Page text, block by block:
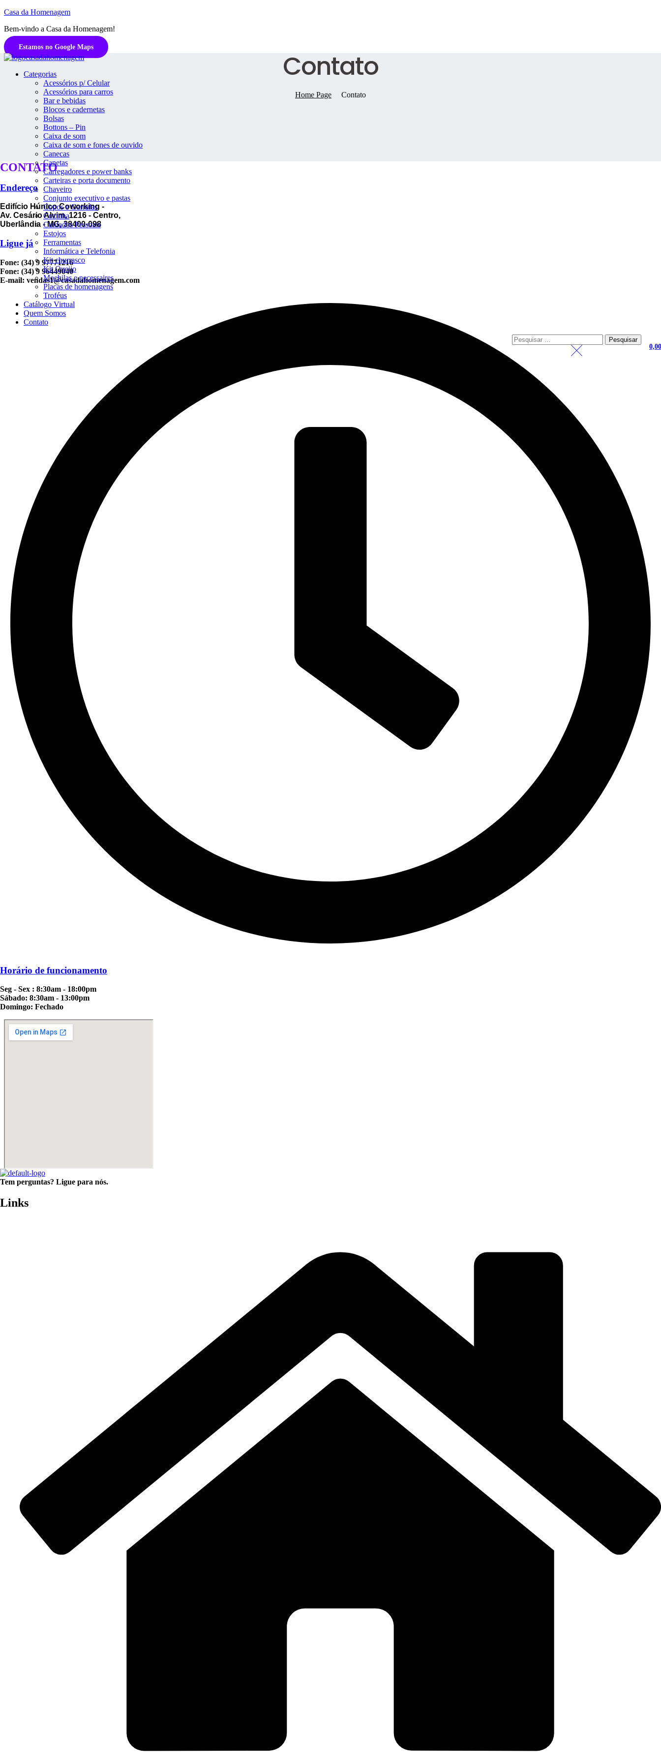
Casa da Homenagem
Bem-vindo a Casa da Homenagem!
Estamos no Google Maps
Categorias
Acessórios p/ Celular
Acessórios para carros
Bar e bebidas
Blocos e cadernetas
Bolsas
Bottons – Pin
Caixa de som
Caixa de som e fones de ouvido
Canecas
Canetas
Carregadores e power banks
Carteiras e porta documento
Chaveiro
Conjunto executivo e pastas
Copos e Garrafas
Cozinha
Cuidados Pessoais
Estojos
Ferramentas
Informática e Telefonia
Kit churrasco
Kit Queijo
Mochilas e necessaires
Placas de homenagens
Troféus
Catálogo Virtual
Quem Somos
Contato
Pesquisar
por:
0,00
Contato
Home Page Contato
CONTATO
Endereço
Edifício Húnico Coworking -
Av. Cesário Alvim, 1216 - Centro,
Uberlândia - MG, 38400-098
Ligue já
Fone: (34) 9 97771216
Fone: (34) 9 96449040
E-mail: vendas1@casadahomenagem.com
Horário de funcionamento
Seg - Sex : 8:30am - 18:00pm
Sábado: 8:30am - 13:00pm
Domingo: Fechado
Tem perguntas? Ligue para nós.
Links